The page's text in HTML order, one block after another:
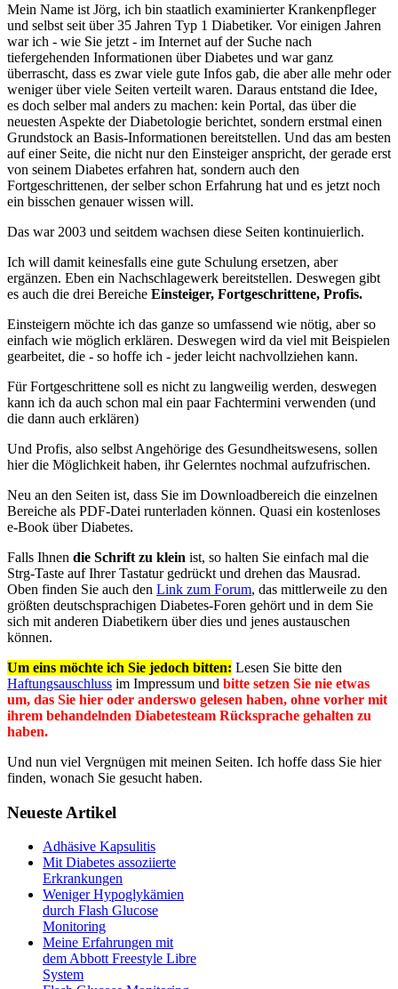
Mein Name ist Jörg, ich bin staatlich examinierter Krankenpfleger
und selbst seit über 35 Jahren Typ 1 Diabetiker. Vor einigen Jahren
war ich - wie Sie jetzt - im Internet auf der Suche nach
tiefergehenden Informationen über Diabetes und war ganz
überrascht, dass es zwar viele gute Infos gab, die aber alle mehr oder
weniger über viele Seiten verteilt waren. Daraus entstand die Idee,
es doch selber mal anders zu machen: kein Portal, das über die
neuesten Aspekte der Diabetologie berichtet, sondern erstmal einen
Grundstock an Basis-Informationen bereitstellen. Und das am besten
auf einer Seite, die nicht nur den Einsteiger anspricht, der gerade erst
von seinem Diabetes erfahren hat, sondern auch den
Fortgeschrittenen, der selber schon Erfahrung hat und es jetzt noch
ein bisschen genauer wissen will.
Das war 2003 und seitdem wachsen diese Seiten kontinuierlich.
Ich will damit keinesfalls eine gute Schulung ersetzen, aber
ergänzen. Eben ein Nachschlagewerk bereitstellen. Deswegen gibt
es auch die drei Bereiche Einsteiger, Fortgeschrittene, Profis.
Einsteigern möchte ich das ganze so umfassend wie nötig, aber so
einfach wie möglich erklären. Deswegen wird da viel mit Beispielen
gearbeitet, die - so hoffe ich - jeder leicht nachvollziehen kann.
Für Fortgeschrittene soll es nicht zu langweilig werden, deswegen
kann ich da auch schon mal ein paar Fachtermini verwenden (und
die dann auch erklären)
Und Profis, also selbst Angehörige des Gesundheitswesens, sollen
hier die Möglichkeit haben, ihr Gelerntes nochmal aufzufrischen.
Neu an den Seiten ist, dass Sie im Downloadbereich die einzelnen
Bereiche als PDF-Datei runterladen können. Quasi ein kostenloses
e-Book über Diabetes.
Falls Ihnen die Schrift zu klein ist, so halten Sie einfach mal die
Strg-Taste auf Ihrer Tastatur gedrückt und drehen das Mausrad.
Oben finden Sie auch den Link zum Forum, das mittlerweile zu den
größten deutschsprachigen Diabetes-Foren gehört und in dem Sie
sich mit anderen Diabetikern über dies und jenes austauschen
können.
Um eins möchte ich Sie jedoch bitten: Lesen Sie bitte den
Haftungsauschluss im Impressum und bitte setzen Sie nie etwas
um, das Sie hier oder anderswo gelesen haben, ohne vorher mit
ihrem behandelnden Diabetesteam Rücksprache gehalten zu
haben.
Und nun viel Vergnügen mit meinen Seiten. Ich hoffe dass Sie hier
finden, wonach Sie gesucht haben.
Neueste Artikel
Adhäsive Kapsulitis
Mit Diabetes assoziierte
Erkrankungen
Weniger Hypoglykämien
durch Flash Glucose
Monitoring
Meine Erfahrungen mit
dem Abbott Freestyle Libre
System